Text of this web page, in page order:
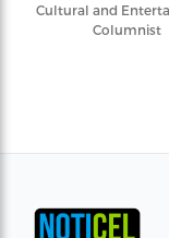
Cultural and
Columnist